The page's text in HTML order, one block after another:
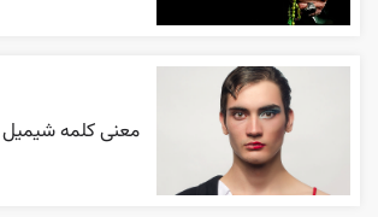
معنی کلمه شیمیل